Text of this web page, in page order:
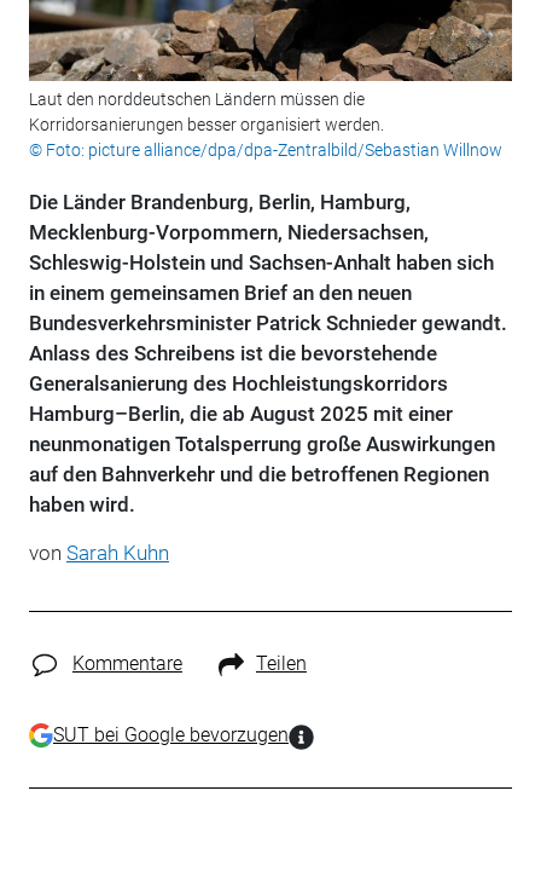
Laut den norddeutschen Ländern müssen die
Korridorsanierungen besser organisiert werden.
© Foto: picture alliance/dpa/dpa-Zentralbild/Sebastian Willnow
Die Länder Brandenburg, Berlin, Hamburg,
Mecklenburg-Vorpommern, Niedersachsen,
Schleswig-Holstein und Sachsen-Anhalt haben sich
in einem gemeinsamen Brief an den neuen
Bundesverkehrsminister Patrick Schnieder gewandt.
Anlass des Schreibens ist die bevorstehende
Generalsanierung des Hochleistungskorridors
Hamburg–Berlin, die ab August 2025 mit einer
neunmonatigen Totalsperrung große Auswirkungen
auf den Bahnverkehr und die betroffenen Regionen
haben wird.
von Sarah Kuhn
Kommentare Teilen
SUT bei Google bevorzugen